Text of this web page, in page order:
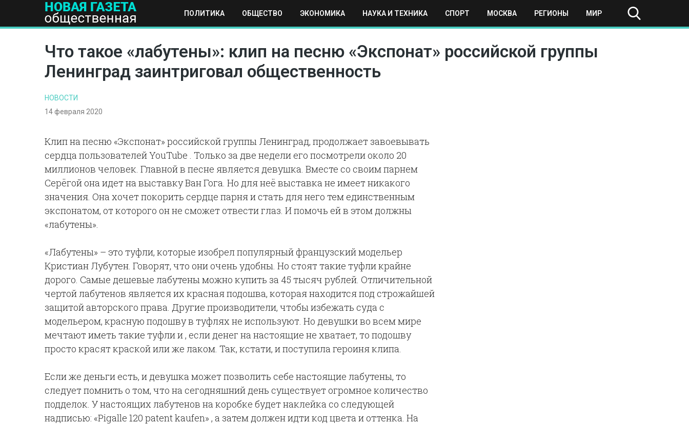
ПОЛИТИКА ОБЩЕСТВО ЭКОНОМИКА НАУКА И ТЕХНИКА СПОРТ МОСКВА РЕГИОНЫ МИР
ПОЛИТИКА ОБЩЕСТВО ЭКОНОМИКА НАУКА И ТЕХНИКА СПОРТ МОСКВА РЕГИОНЫ МИР
Что такое «лабутены»: клип на песню «Экспонат» российской группы
Ленинград заинтриговал общественность
НОВОСТИ
14 февраля 2020
Клип на песню «Экспонат» российской группы Ленинград, продолжает завоевывать
сердца пользователей YouTube . Только за две недели его посмотрели около 20
миллионов человек. Главной в песне является девушка. Вместе со своим парнем
Серёгой она идет на выставку Ван Гога. Но для неё выставка не имеет никакого
значения. Она хочет покорить сердце парня и стать для него тем единственным
экспонатом, от которого он не сможет отвести глаз. И помочь ей в этом должны
«лабутены».
«Лабутены» – это туфли, которые изобрел популярный французский модельер
Кристиан Лубутен. Говорят, что они очень удобны. Но стоят такие туфли крайне
дорого. Самые дешевые лабутены можно купить за 45 тысяч рублей. Отличительной
чертой лабутенов является их красная подошва, которая находится под строжайшей
защитой авторского права. Другие производители, чтобы избежать суда с
модельером, красную подошву в туфлях не используют. Но девушки во всем мире
мечтают иметь такие туфли и , если денег на настоящие не хватает, то подошву
просто красят краской или же лаком. Так, кстати, и поступила героиня клипа.
Если же деньги есть, и девушка может позволить себе настоящие лабутены, то
следует помнить о том, что на сегодняшний день существует огромное количество
подделок. У настоящих лабутенов на коробке будет наклейка со следующей
надписью: «Pigalle 120 patent kaufen» , а затем должен идти код цвета и оттенка. На